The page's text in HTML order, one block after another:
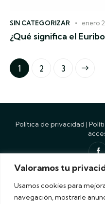
Valoramos tu
Usamos cookies para
navegación, mostrarle
SIN CATEGORIZAR enero
¿Qué significa el
1 2 3
Política de privacidad |
Siguemedia